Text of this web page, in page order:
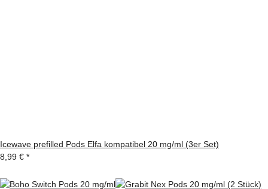
Icewave prefilled Pods Elfa kompatibel 20 mg/ml (3er Set)
8,99 € *